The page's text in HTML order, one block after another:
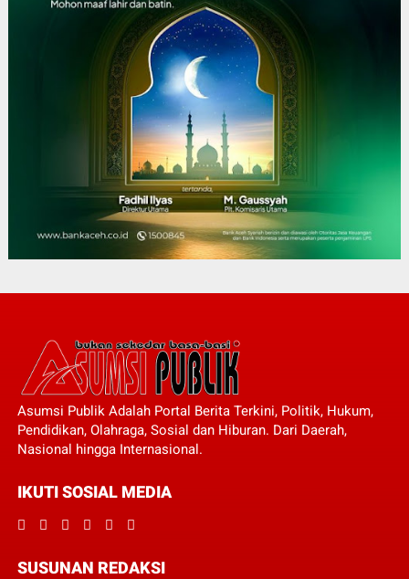
Asumsi Publik Adalah Portal Berita Terkini, Politik, Hukum,
Pendidikan, Olahraga, Sosial dan Hiburan. Dari Daerah,
Nasional hingga Internasional.
IKUTI SOSIAL MEDIA
SUSUNAN REDAKSI